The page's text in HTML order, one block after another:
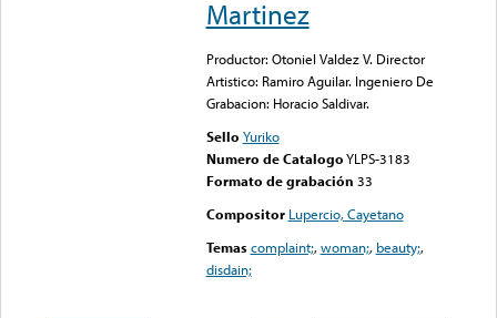
Martinez
Productor: Otoniel Valdez V. Director
Artistico: Ramiro Aguilar. Ingeniero De
Grabacion: Horacio Saldivar.
Sello Yuriko
Numero de CatalogoYLPS-3183
Formato de grabación 33
Compositor Lupercio, Cayetano
Temas complaint;,woman;, beauty;,
disdain;